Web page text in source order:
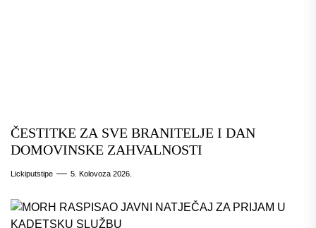
ČESTITKE ZA SVE BRANITELJE I DAN
DOMOVINSKE ZAHVALNOSTI
Lickiputstipe 5. Kolovoza 2026.